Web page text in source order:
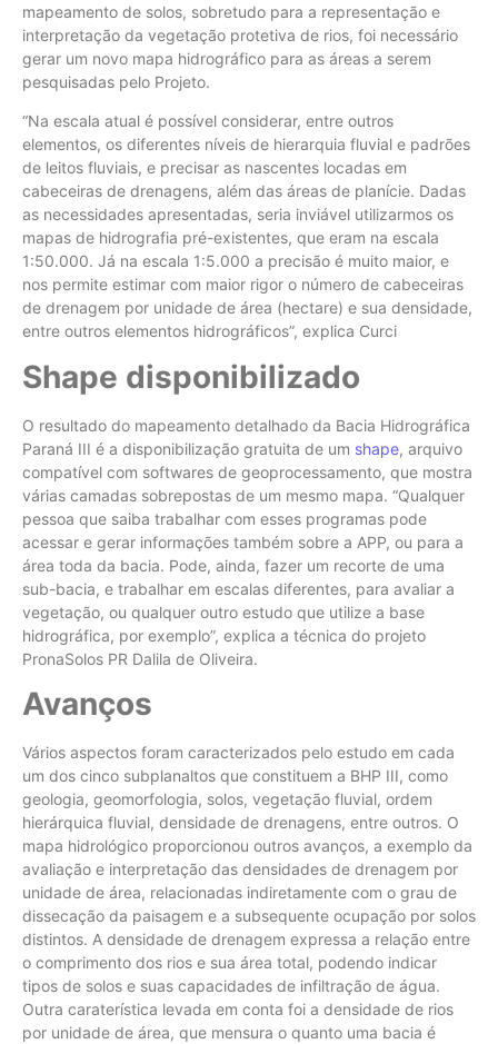
mapeamento de solos, sobretudo para a representação e
interpretação da vegetação protetiva de rios, foi necessário
gerar um novo mapa hidrográfico para as áreas a serem
pesquisadas pelo Projeto.
“Na escala atual é possível considerar, entre outros
elementos, os diferentes níveis de hierarquia fluvial e padrões
de leitos fluviais, e precisar as nascentes locadas em
cabeceiras de drenagens, além das áreas de planície. Dadas
as necessidades apresentadas, seria inviável utilizarmos os
mapas de hidrografia pré-existentes, que eram na escala
1:50.000. Já na escala 1:5.000 a precisão é muito maior, e
nos permite estimar com maior rigor o número de cabeceiras
de drenagem por unidade de área (hectare) e sua densidade,
entre outros elementos hidrográficos”, explica Curci
Shape disponibilizado
O resultado do mapeamento detalhado da Bacia Hidrográfica
Paraná III é a disponibilização gratuita de um shape, arquivo
compatível com softwares de geoprocessamento, que mostra
várias camadas sobrepostas de um mesmo mapa. “Qualquer
pessoa que saiba trabalhar com esses programas pode
acessar e gerar informações também sobre a APP, ou para a
área toda da bacia. Pode, ainda, fazer um recorte de uma
sub-bacia, e trabalhar em escalas diferentes, para avaliar a
vegetação, ou qualquer outro estudo que utilize a base
hidrográfica, por exemplo”, explica a técnica do projeto
PronaSolos PR Dalila de Oliveira.
Avanços
Vários aspectos foram caracterizados pelo estudo em cada
um dos cinco subplanaltos que constituem a BHP III, como
geologia, geomorfologia, solos, vegetação fluvial, ordem
hierárquica fluvial, densidade de drenagens, entre outros. O
mapa hidrológico proporcionou outros avanços, a exemplo da
avaliação e interpretação das densidades de drenagem por
unidade de área, relacionadas indiretamente com o grau de
dissecação da paisagem e a subsequente ocupação por solos
distintos. A densidade de drenagem expressa a relação entre
o comprimento dos rios e sua área total, podendo indicar
tipos de solos e suas ca­pacidades de infiltração de água.
Outra caraterística levada em conta foi a densidade de rios
por unidade de área, que mensura o quanto uma bacia é